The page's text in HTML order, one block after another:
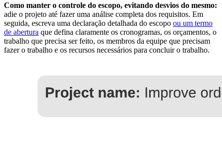
Como manter o controle do escopo, evitando desvios do mesmo:
adie o projeto até fazer uma análise completa dos requisitos. Em
seguida, escreva uma declaração detalhada do escopo ou um termo
de abertura que defina claramente os cronogramas, os orçamentos, o
trabalho que precisa ser feito, os membros da equipe que precisam
fazer o trabalho e os recursos necessários para concluir o trabalho.